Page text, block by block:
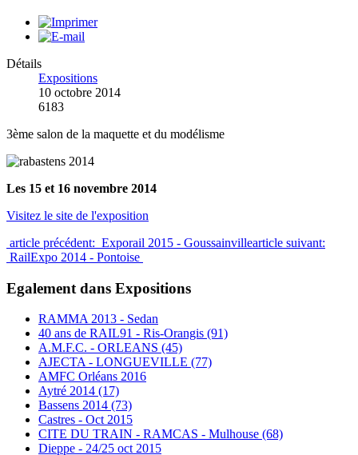
Détails
Expositions
10 octobre 2014
6183
3ème salon de la maquette et du modélisme
Les 15 et 16 novembre 2014
Visitez le site de l'exposition
article précédent: Exporail 2015 - Goussainvillearticle suivant:
RailExpo 2014 - Pontoise
Egalement dans Expositions
RAMMA 2013 - Sedan
40 ans de RAIL91 - Ris-Orangis (91)
A.M.F.C. - ORLEANS (45)
AJECTA - LONGUEVILLE (77)
AMFC Orléans 2016
Aytré 2014 (17)
Bassens 2014 (73)
Castres - Oct 2015
CITE DU TRAIN - RAMCAS - Mulhouse (68)
Dieppe - 24/25 oct 2015